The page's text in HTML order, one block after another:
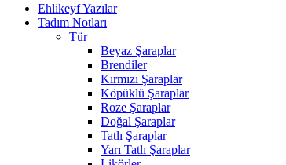
Ehlikeyf Yazılar
Tadım Notları
Tür
Beyaz Şaraplar
Brendiler
Kırmızı Şaraplar
Köpüklü Şaraplar
Roze Şaraplar
Doğal Şaraplar
Tatlı Şaraplar
Yarı Tatlı Şaraplar